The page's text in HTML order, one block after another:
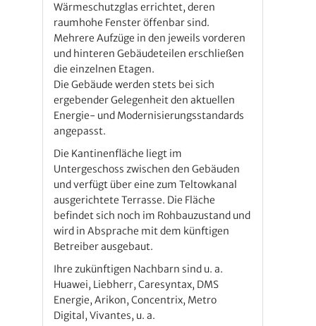
Wärmeschutzglas errichtet, deren
raumhohe Fenster öffenbar sind.
Mehrere Aufzüge in den jeweils vorderen
und hinteren Gebäudeteilen erschließen
die einzelnen Etagen.
Die Gebäude werden stets bei sich
ergebender Gelegenheit den aktuellen
Energie- und Modernisierungsstandards
angepasst.
Die Kantinenfläche liegt im
Untergeschoss zwischen den Gebäuden
und verfügt über eine zum Teltowkanal
ausgerichtete Terrasse. Die Fläche
befindet sich noch im Rohbauzustand und
wird in Absprache mit dem künftigen
Betreiber ausgebaut.
Ihre zukünftigen Nachbarn sind u. a.
Huawei, Liebherr, Caresyntax, DMS
Energie, Arikon, Concentrix, Metro
Digital, Vivantes, u. a.